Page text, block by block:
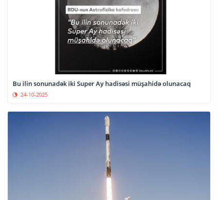
Bu ilin sonunadək iki Super Ay hadisəsi müşahidə olunacaq
24-10-2025